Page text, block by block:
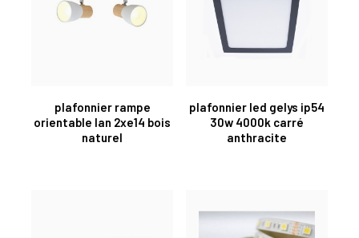
plafonnier rampe
orientable lan 2xe14 bois
naturel
plafonnier led gelys ip54
30w 4000k carré
anthracite